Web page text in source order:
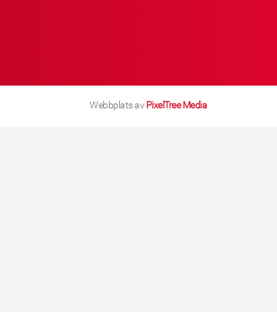
Webbplats avPixelTree Media